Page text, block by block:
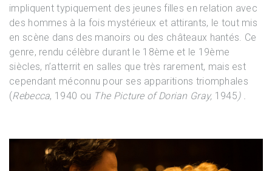
impliquent typiquement des jeunes filles en relation avec
des hommes à la fois mystérieux et attirants, le tout mis
en scène dans des manoirs ou des châteaux hantés. Ce
genre, rendu célèbre durant le 18ème et le 19ème
siècles, n’atterrit en salles que très rarement, mais est
cependant méconnu pour ses apparitions triomphales
(Rebecca, 1940 ou The Picture of Dorian Gray, 1945) .